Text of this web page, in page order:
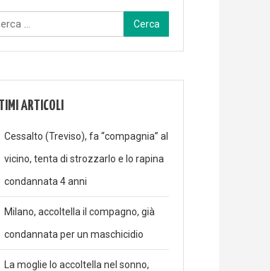
Ricerca
per:
ARTICOLI
Cessalto (Treviso), fa “compagnia” al
vicino, tenta di strozzarlo e lo rapina
condannata 4 anni
Milano, accoltella il compagno, già
condannata per un maschicidio
La moglie lo accoltella nel sonno,